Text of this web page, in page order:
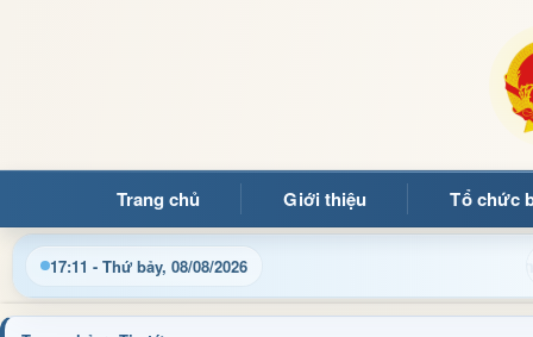
Trang chủ Giới thiệu Tổ chức
17:12 - Thứ bảy, 08/08/2026
hành, thủ tục hành chính và tin tức địa phương nhanh